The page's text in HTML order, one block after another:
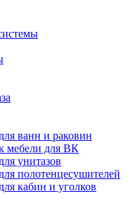
ванн и раковин
мебели для ВК
унитазов
полотенцесушителей
кабин и уголков